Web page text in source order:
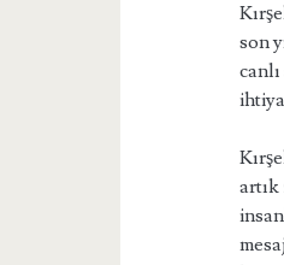
son